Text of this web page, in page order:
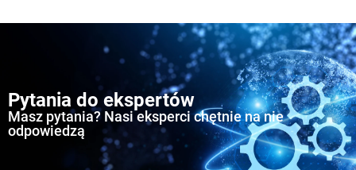
klienta
Pytania do ekspertów
Masz pytania? Nasi eksperci chętnie na nie
odpowiedzą